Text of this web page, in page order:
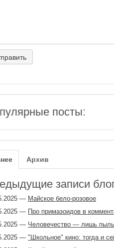
посты:
Архив
записи
— Майское бело-розовое
— Про примазоидов в
— Человечество — лишь
— "Школьное" кино: тогда и